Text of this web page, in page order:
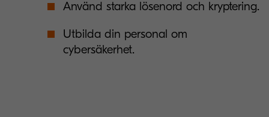
Använd starka lösenord och kryptering.
Utbilda din personal om
cybersäkerhet.